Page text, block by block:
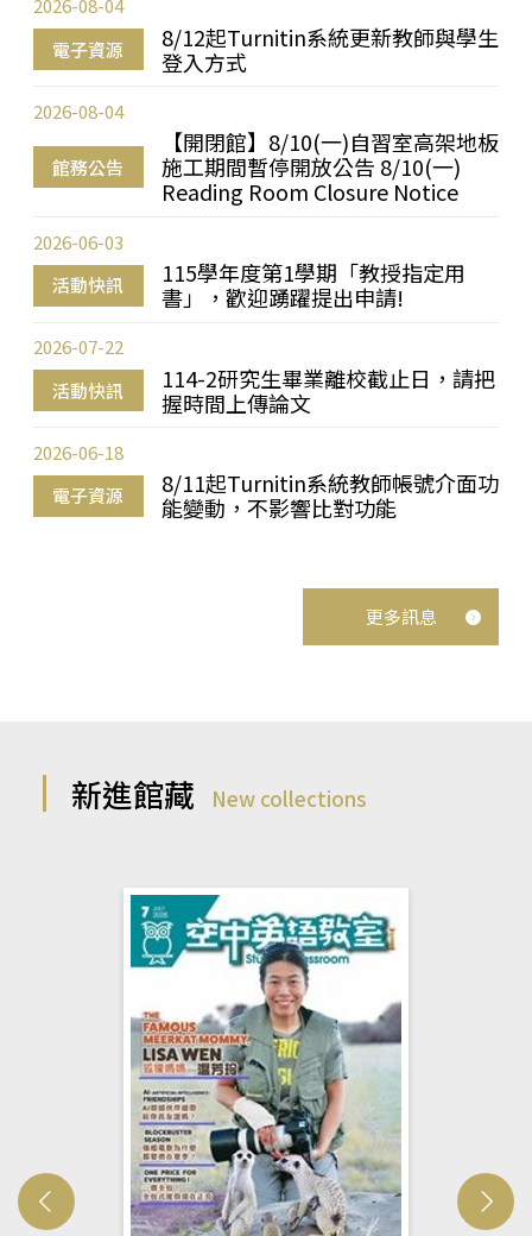
電子資源
8/12起Turnitin系統更新教師與學生
登入方式
2026-08-04
館務公告
【開閉館】8/10(一)自習室高架地板
施工期間暫停開放公告 8/10(一)
Reading Room Closure Notice
2026-08-04
活動快訊
115學年度第1學期「教授指定用
書」，歡迎踴躍提出申請!
2026-06-03
活動快訊
114-2研究生畢業離校截止日，請把
握時間上傳論文
2026-07-22
電子資源
8/11起Turnitin系統教師帳號介面功
能變動，不影響比對功能
2026-06-18
更多訊息
新進館藏 New collections